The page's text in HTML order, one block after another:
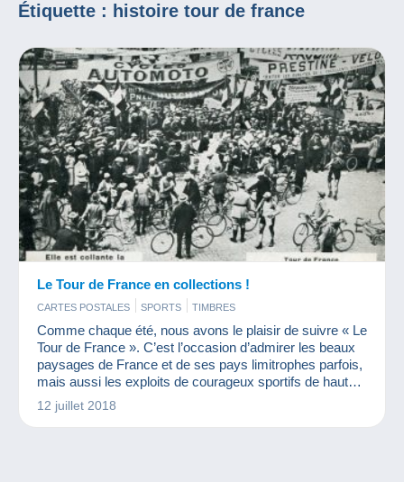
Étiquette : histoire tour de france
Le Tour de France en collections !
CARTES POSTALES SPORTS TIMBRES
Comme chaque été, nous avons le plaisir de suivre « Le
Tour de France ». C’est l’occasion d’admirer les beaux
paysages de France et de ses pays limitrophes parfois,
mais aussi les exploits de courageux sportifs de haut
niveau.
12 juillet 2018